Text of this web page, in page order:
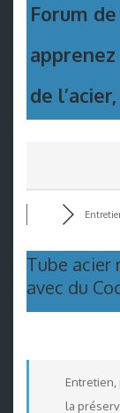
Forum
de
Tube acier
avec du
la